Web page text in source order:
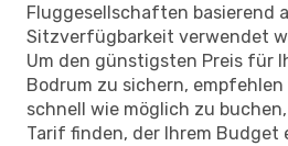
Fluggesellschaften basierend
Sitzverfügbarkeit verwendet
Um den günstigsten Preis für
Bodrum zu sichern, empfehlen
schnell wie möglich zu
Tarif finden, der Ihrem Budget